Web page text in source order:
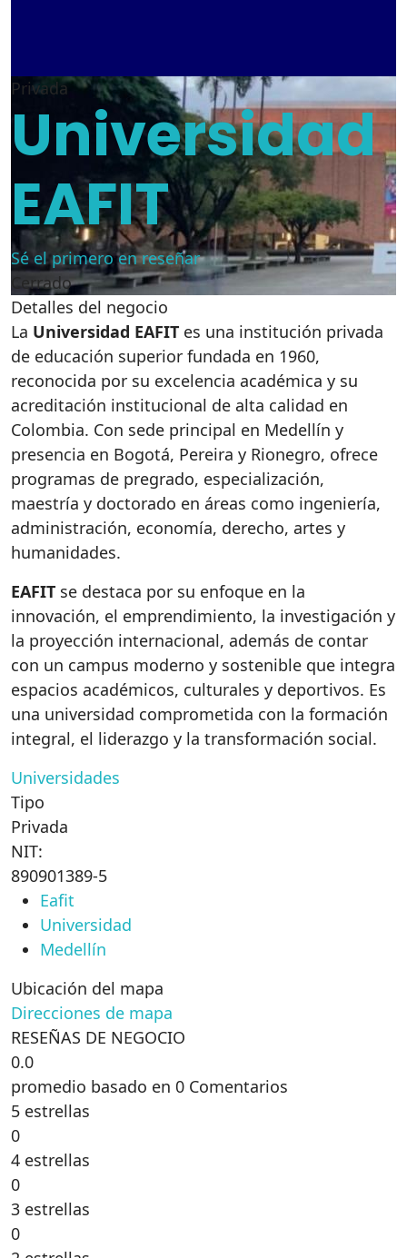
Privada
Universidad
EAFIT
Sé el primero en reseñar
Cerrado
Detalles del negocio
La Universidad EAFIT es una institución privada
de educación superior fundada en 1960,
reconocida por su excelencia académica y su
acreditación institucional de alta calidad en
Colombia. Con sede principal en Medellín y
presencia en Bogotá, Pereira y Rionegro, ofrece
programas de pregrado, especialización,
maestría y doctorado en áreas como ingeniería,
administración, economía, derecho, artes y
humanidades.
EAFIT se destaca por su enfoque en la
innovación, el emprendimiento, la investigación y
la proyección internacional, además de contar
con un campus moderno y sostenible que integra
espacios académicos, culturales y deportivos. Es
una universidad comprometida con la formación
integral, el liderazgo y la transformación social.
Universidades
Tipo
Privada
NIT:
890901389-5
Eafit
Universidad
Medellín
Ubicación del mapa
Direcciones de mapa
RESEÑAS DE NEGOCIO
0.0
promedio basado en 0 Comentarios
5 estrellas
0
4 estrellas
0
3 estrellas
0